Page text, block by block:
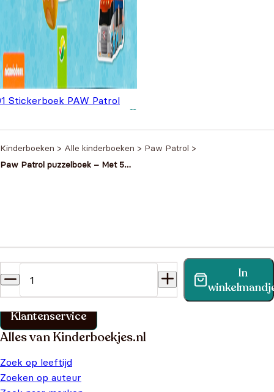
Stickerboek PAW Patrol
Kinderboeken > Alle kinderboeken > Paw Patrol >
Paw Patrol puzzelboek – Met 5
In
Vind binnen no-time antwoord op je vraag op onze
klantenservice pagina.
Klantenservice
Alles van Kinderboekjes.nl
Zoek op leeftijd
Zoeken op auteur